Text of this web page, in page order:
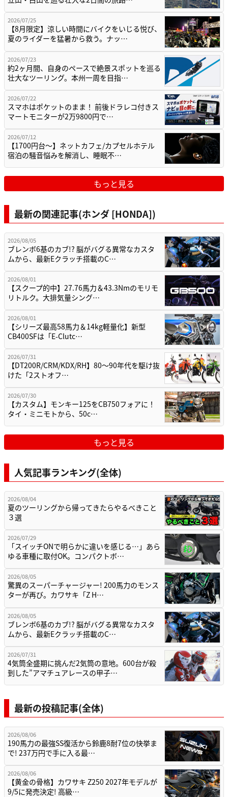
2026/07/25
【8月限定】涼しい時間にバイクをいじる悦び、
夏のライダーを猛暑から救う。ナッ…
2026/07/23
約2ヶ月間、自身のペースで絶景スポットを巡る
壮大なツーリング。本州一周を目指…
2026/07/22
スマホはポケットのまま！ 前後ドラレコ付きス
マートモニターが2万9800円で…
2026/07/12
【1700円台～】ネットカフェ/カプセルホテル
宿泊の騒音悩みを解消し、睡眠不…
もっと見る
最新の関連記事(ホンダ [HONDA])
2026/08/05
ブレンボ6基のカブ!? 脳がバグる異常なカスタ
ムから、最新Eクラッチ搭載のC…
2026/08/01
【スクープ的中】27.76馬力＆43.3Nmのモリモ
リトルク。大排気量シング…
2026/08/01
【シリーズ最高58馬力＆14kg軽量化】新型
CB400SFは「E-Clutc…
2026/07/31
【DT200R/CRM/KDX/RH】80〜90年代を駆け抜
けた「2ストオフ…
2026/07/30
【カスタム】モンキー125をCB750フォアに！
タイ・ミニモトから、50c…
もっと見る
人気記事ランキング(全体)
2026/08/04
夏のツーリングから帰ってきたらやるべきこと
３選
2026/07/29
「スイッチONで明らかに違いを感じる…」あら
ゆる車種に取付OK。コンパクトボ…
2026/08/05
驚異のスーパーチャージャー! 200馬力のモンス
ターが再び。カワサキ「Z H…
2026/08/05
ブレンボ6基のカブ!? 脳がバグる異常なカスタ
ムから、最新Eクラッチ搭載のC…
2026/07/31
4気筒全盛期に挑んだ2気筒の意地。600台が殺
到した”アマチュアレースの甲子…
最新の投稿記事(全体)
2026/08/06
190馬力の最強SS復活から鈴鹿8耐7位の快挙ま
で! 237万円で手に入る最…
2026/08/06
【黄金の骨格】カワサキ Z250 2027年モデルが
9/5に発売決定! 高級…